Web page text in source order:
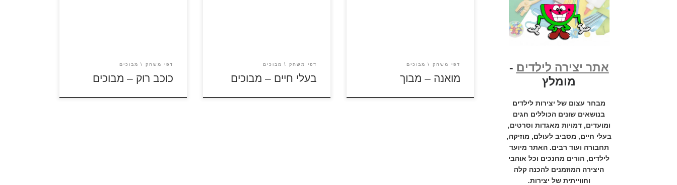
דפי משחק מבוכים
מואנה – מבוך
דפי משחק מבוכים
בעלי חיים – מבוכים
דפי משחק מבוכים
כוכב רוק – מבוכים
אתר יצירה לילדים -
מומלץ
מבחר עצום של יצירות לילדים
בנושאים שונים הכוללים חגים
ומועדים, דמויות מאגדות וסרטים,
בעלי חיים, מסביב לעולם, מוזיקה,
תחבורה ועוד רבים. האתר מיועד
לילדים, הורים מחנכים וכל אוהבי
היצירה המוזמנים להכנה קלה
וחווייתית של יצירות.